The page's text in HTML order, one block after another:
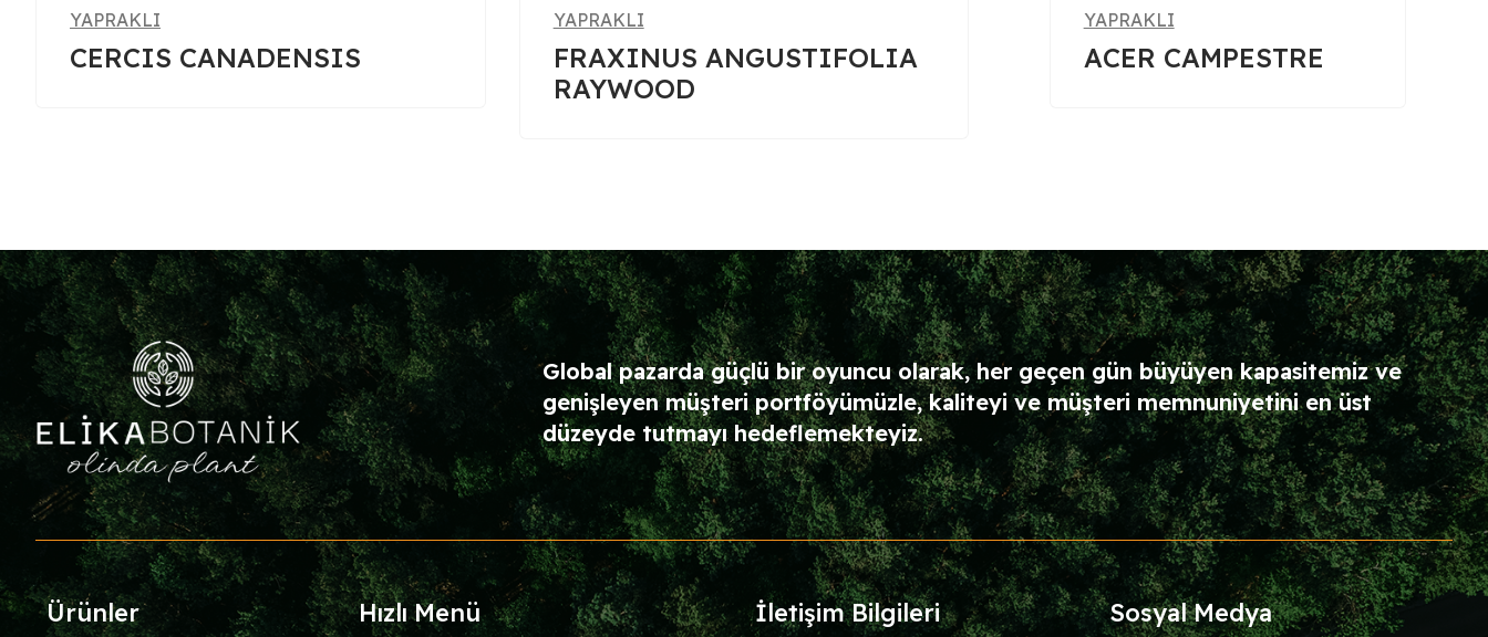
YAPRAKLI
FRAXINUS ANGUSTIFOLIA
YAPRAKLI
ACER CAMPESTRE
YAPRAKLI
ACER CONSPICUUM RED
Global pazarda güçlü bir oyuncu olarak, her geçen gün büyüyen kapasitemiz ve
genişleyen müşteri portföyümüzle, kaliteyi ve müşteri memnuniyetini en üst
düzeyde tutmayı hedeflemekteyiz.
Ürünler Hızlı Menü İletişim Bilgileri Sosyal Medya